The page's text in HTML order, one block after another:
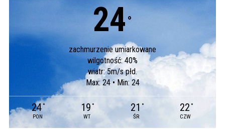
24 °
zachmurzenie umiarkowane
wilgotność: 40%
wiatr: 5m/s płd.
Max: 24 • Min: 24
24 °
PON
19 °
WT
21 °
ŚR
22 °
CZW